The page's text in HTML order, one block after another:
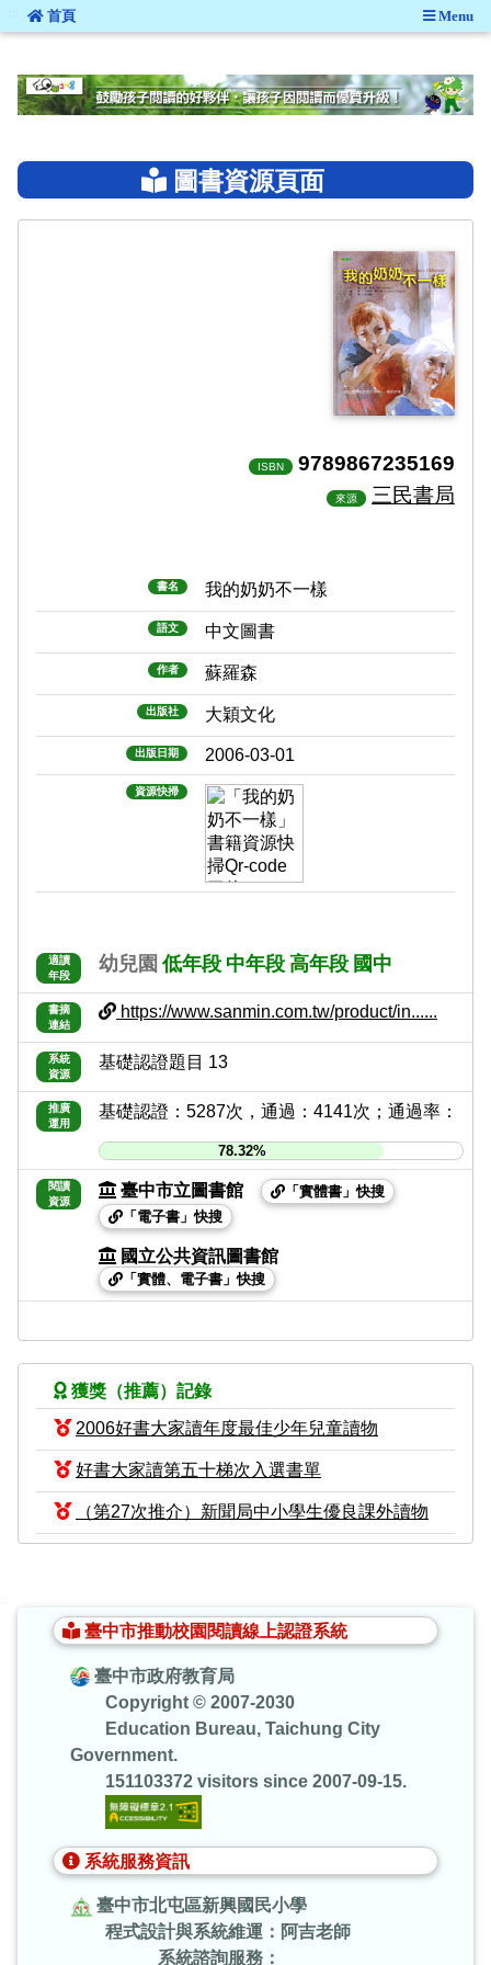
::: 首頁 Menu
圖書資源頁面
ISBN 9789867235169
來源 三民書局
書名 我的奶奶不一樣
語文 中文圖書
作者 蘇羅森
出版社 大穎文化
出版日期 2006-03-01
資源快掃
適讀
年段
幼兒園 低年段 中年段 高年段 國中
書摘
連結
https://www.sanmin.com.tw/product/in......
系統
資源
基礎認證題目 13
推廣
運用
基礎認證：5287次，通過：4141次；通過率：
78.32%
閱讀
資源
臺中市立圖書館
「實體書」快搜
「電子書」快搜
國立公共資訊圖書館
「實體、電子書」快搜
獲獎（推薦）記錄
2006好書大家讀年度最佳少年兒童讀物
好書大家讀第五十梯次入選書單
（第27次推介）新聞局中小學生優良課外讀物
臺中市推動校園閱讀線上認證系統
臺中市政府教育局
Copyright © 2007-2030
Education Bureau, Taichung City
Government.
151103372 visitors since 2007-09-15.
系統服務資訊
臺中市北屯區新興國民小學
程式設計與系統維運：阿吉老師
系統諮詢服務：